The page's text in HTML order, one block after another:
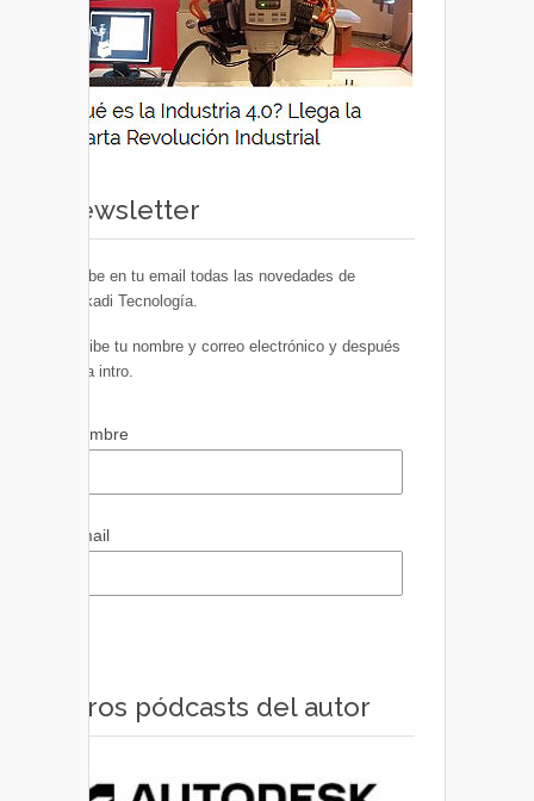
Newsletter
Recibe en tu email todas las novedades de
Euskadi Tecnología.
Escribe tu nombre y correo electrónico y después
pulsa intro.
Nombre
Email
Otros pódcasts del autor